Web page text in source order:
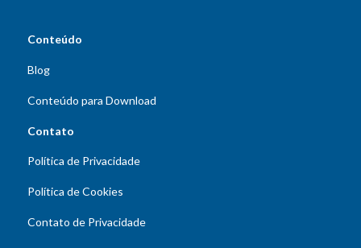
Conteúdo
Blog
Conteúdo para Download
Contato
Política de Privacidade
Política de Cookies
Contato de Privacidade